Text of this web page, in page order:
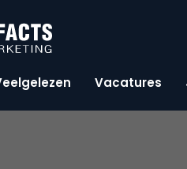
Vacatures